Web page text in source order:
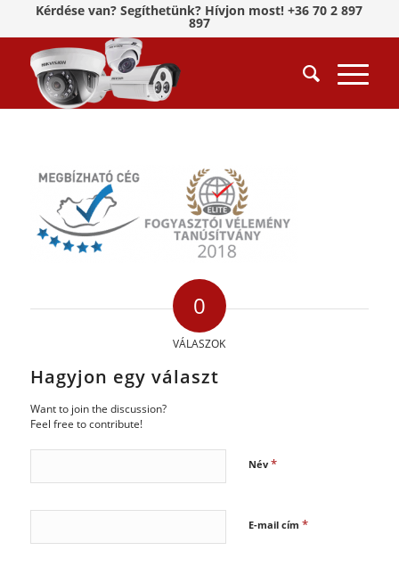
Kérdése van? Segíthetünk? Hívjon most! +36 70 2 897
897
0
VÁLASZOK
Hagyjon egy választ
Want to join the discussion?
Feel free to contribute!
Név *
E-mail cím *